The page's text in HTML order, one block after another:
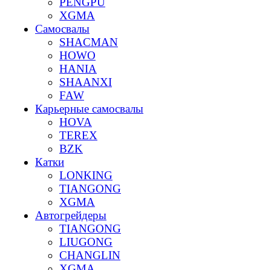
XGMA
Самосвалы
SHACMAN
HOWO
HANIA
SHAANXI
FAW
Карьерные самосвалы
HOVA
TEREX
BZK
Катки
LONKING
TIANGONG
XGMA
Автогрейдеры
TIANGONG
LIUGONG
CHANGLIN